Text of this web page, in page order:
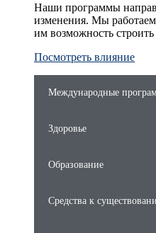
Наши программы
изменения. Мы
им возможность строить
Посмотреть влияние
Международные
Здоровье
Образование
Средства к